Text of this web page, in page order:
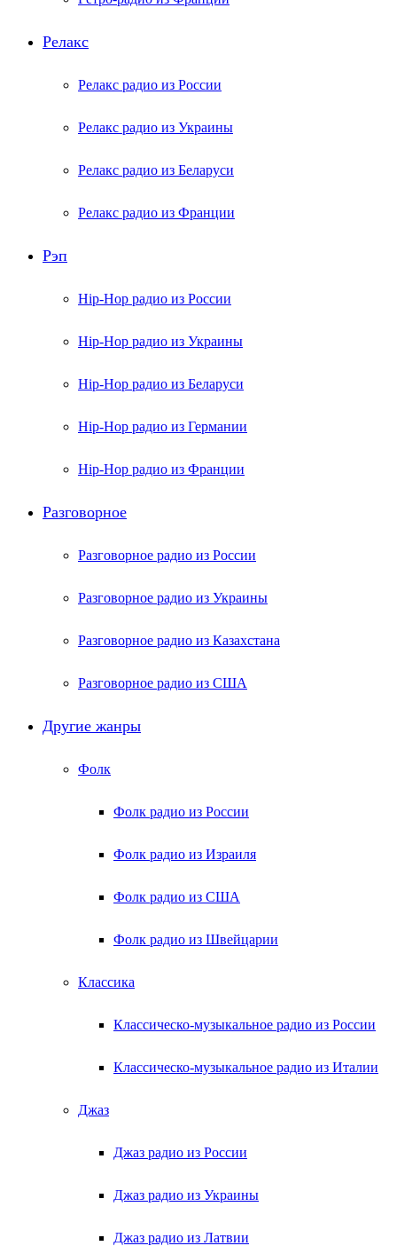
Релакс
Релакс радио из России
Релакс радио из Украины
Релакс радио из Беларуси
Релакс радио из Франции
Рэп
Hip-Hop радио из России
Hip-Hop радио из Украины
Hip-Hop радио из Беларуси
Hip-Hop радио из Германии
Hip-Hop радио из Франции
Разговорное
Разговорное радио из России
Разговорное радио из Украины
Разговорное радио из Казахстана
Разговорное радио из США
Другие жанры
Фолк
Фолк радио из России
Фолк радио из Израиля
Фолк радио из США
Фолк радио из Швейцарии
Классика
Классическо-музыкальное радио из России
Классическо-музыкальное радио из Италии
Джаз
Джаз радио из России
Джаз радио из Украины
Джаз радио из Латвии